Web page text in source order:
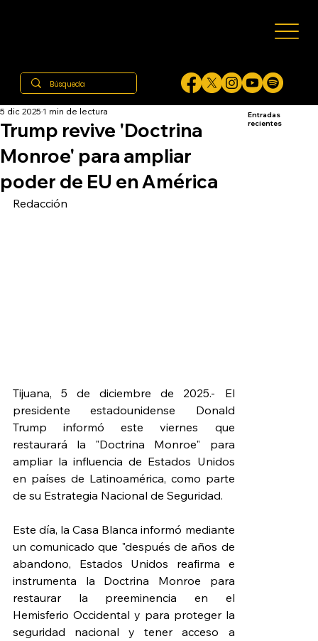
Trump revive 'Doctrina
Monroe' para ampliar
poder de EU en América
5 dic 2025 1 min de lectura
Redacción
Tijuana, 5 de diciembre de 2025.- El
presidente estadounidense Donald
Trump informó este viernes que
restaurará la "Doctrina Monroe" para
ampliar la influencia de Estados Unidos
en países de Latinoamérica, como parte
de su Estrategia Nacional de Seguridad.
Este día, la Casa Blanca informó mediante
un comunicado que "después de años de
abandono, Estados Unidos reafirma e
instrumenta la Doctrina Monroe para
restaurar la preeminencia en el
Hemisferio Occidental y para proteger la
seguridad nacional y tener acceso a
Entradas
recientes